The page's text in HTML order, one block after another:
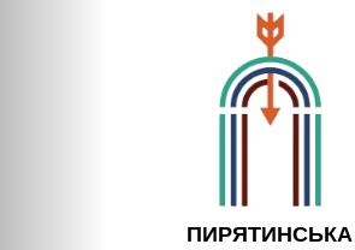
ПИРЯТИНСЬКА